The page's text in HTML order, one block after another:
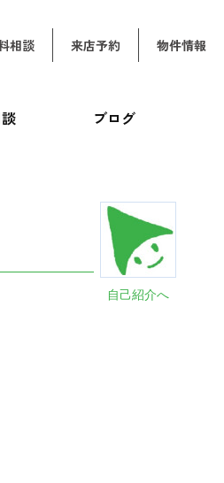
相談 来店予約 物件情報
ブログ
自己紹介へ